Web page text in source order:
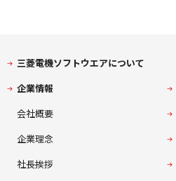
三菱電機ソフトウエアについて
企業情報
会社概要
企業理念
社長挨拶